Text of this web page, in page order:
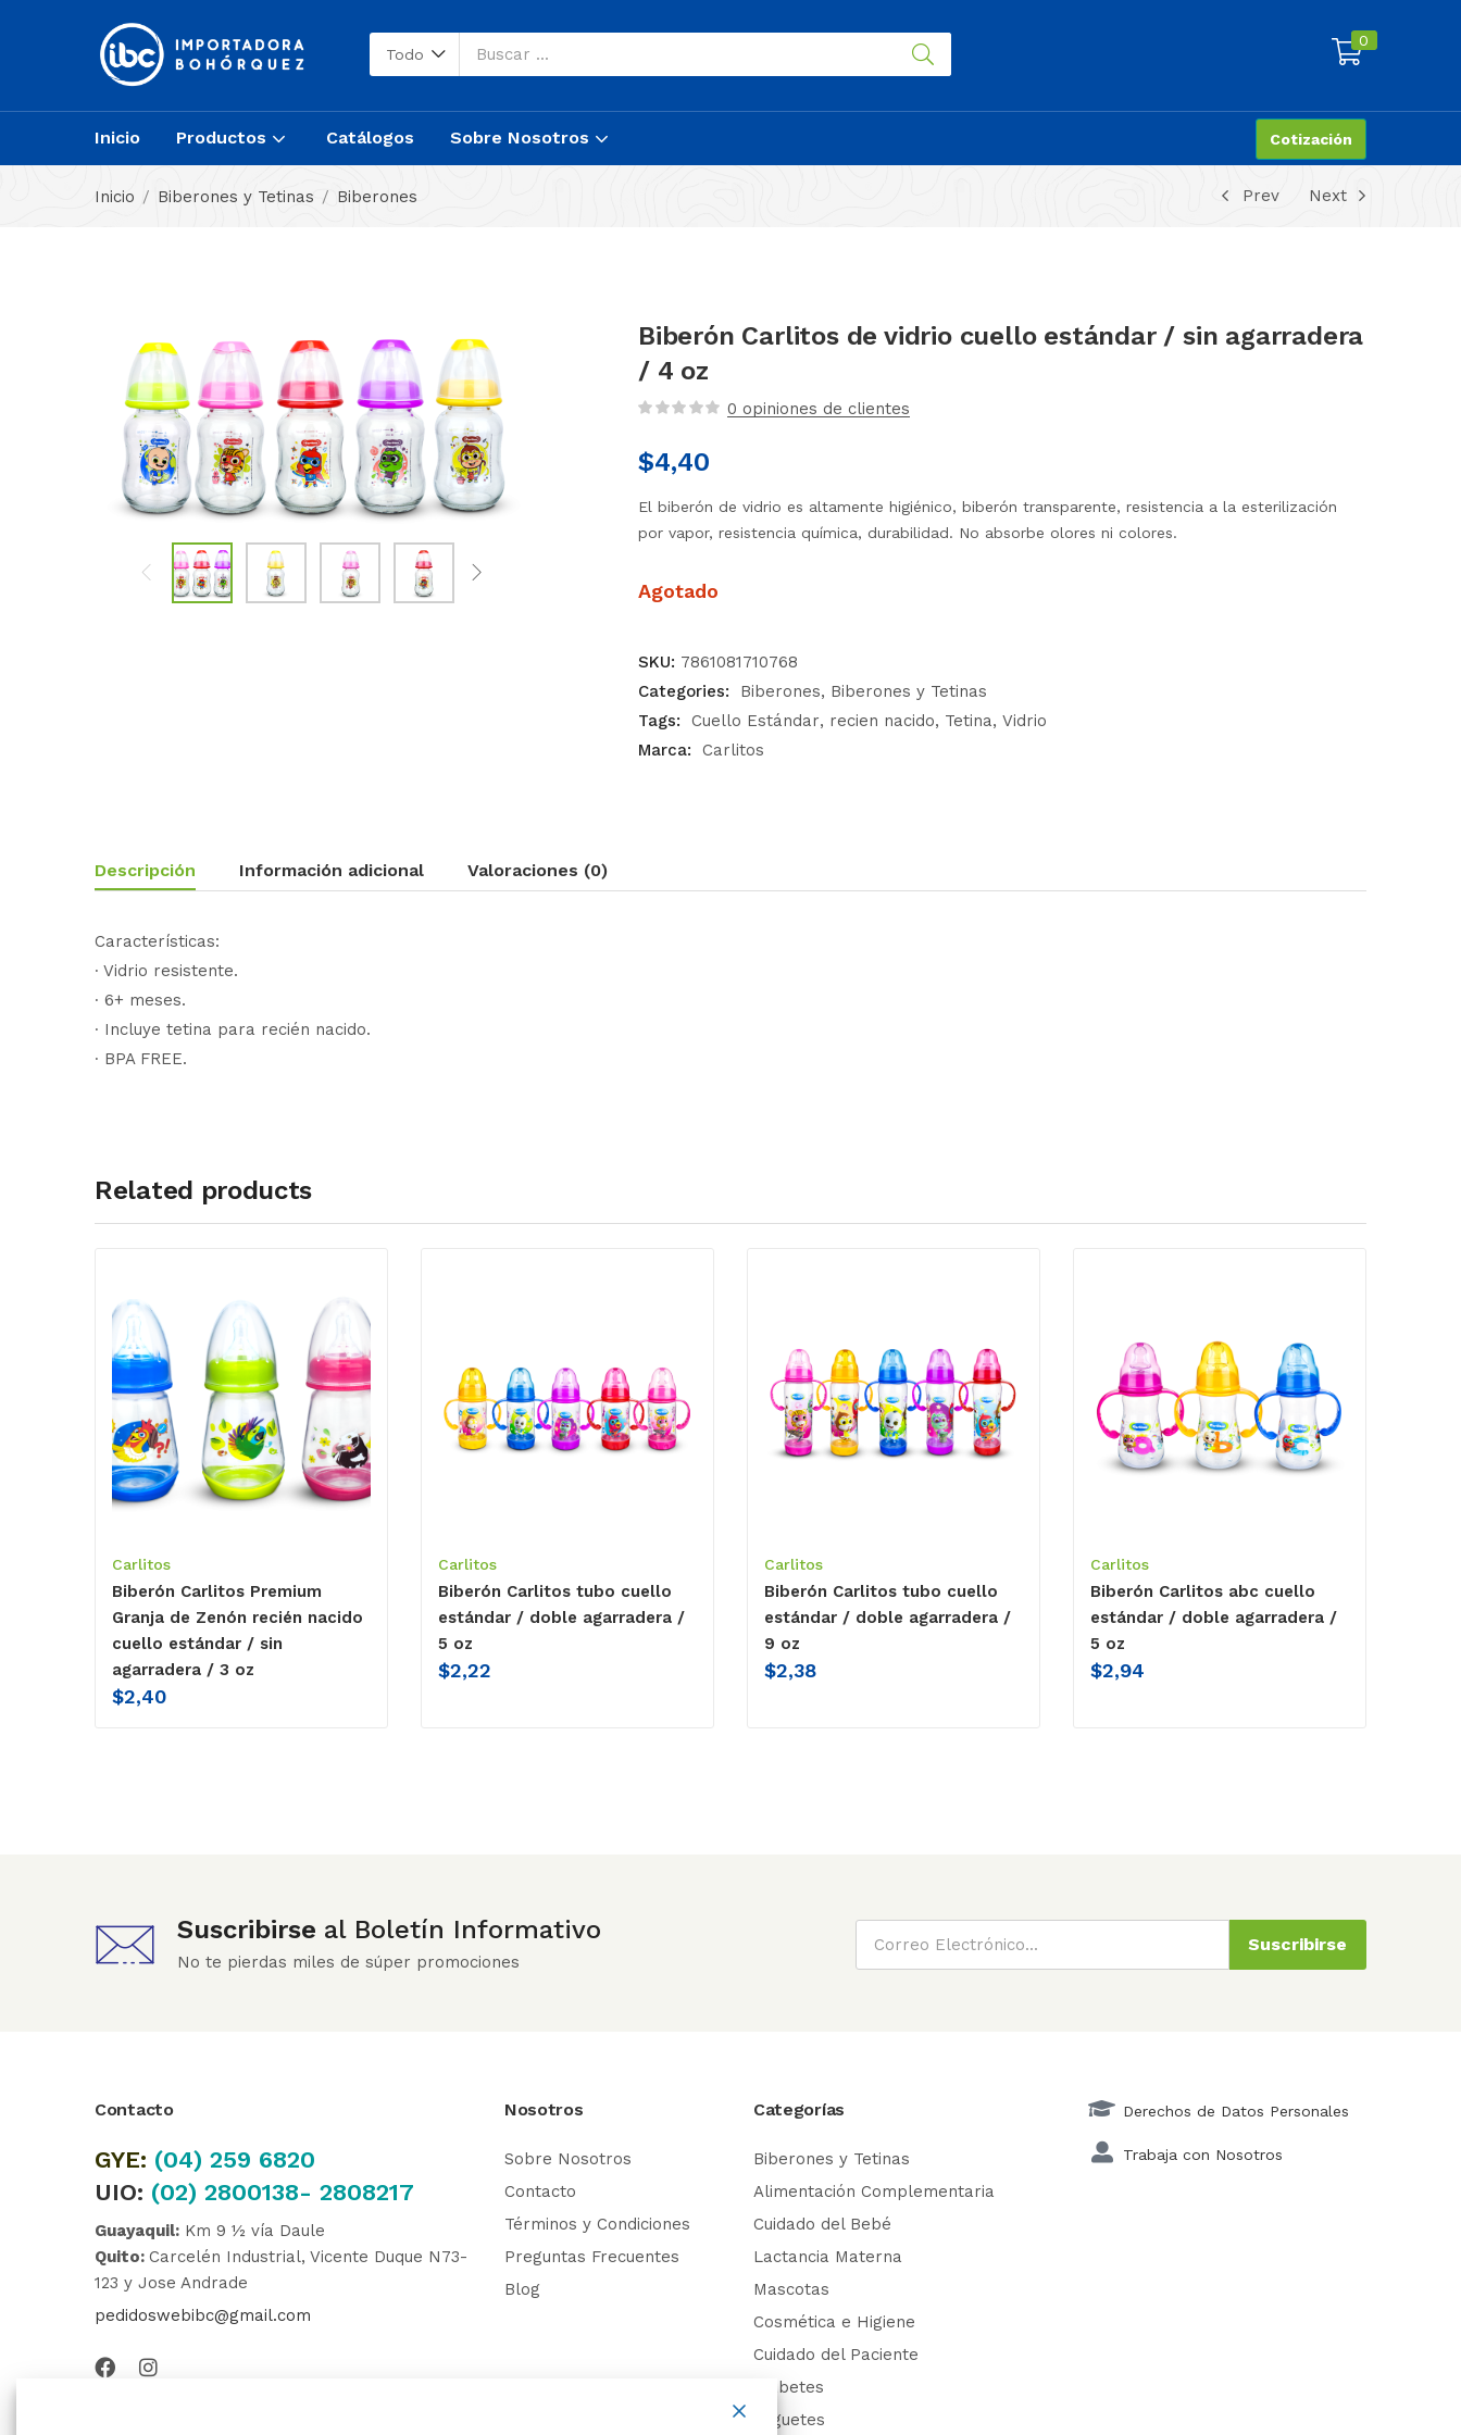
Todo
0
Inicio Productos Catálogos Sobre Nosotros Cotización
Inicio Biberones y Tetinas Biberones Prev Next
Biberón Carlitos de vidrio cuello estándar / sin agarradera
/ 4 oz
0 opiniones de clientes
$4,40
El biberón de vidrio es altamente higiénico, biberón transparente, resistencia a la esterilización
por vapor, resistencia química, durabilidad. No absorbe olores ni colores.
Agotado
SKU: 7861081710768
Categories:
Biberones
Biberones y Tetinas
Tags:
Cuello Estándar recien nacido Tetina Vidrio
Marca:
Carlitos
Descripción Información adicional Valoraciones (0)
Características:
∙ Vidrio resistente.
∙ 6+ meses.
∙ Incluye tetina para recién nacido.
∙ BPA FREE.
Related products
Carlitos
Biberón Carlitos Premium
Granja de Zenón recién nacido
cuello estándar / sin
agarradera / 3 oz
$2,40
Carlitos
Biberón Carlitos tubo cuello
estándar / doble agarradera /
5 oz
$2,22
Carlitos
Biberón Carlitos tubo cuello
estándar / doble agarradera /
9 oz
$2,38
Carlitos
Biberón Carlitos abc cuello
estándar / doble agarradera /
5 oz
$2,94
Suscribirse al Boletín Informativo
No te pierdas miles de súper promociones
Suscribirse
Contacto
GYE: (04) 259 6820
UIO: (02) 2800138- 2808217
Guayaquil: Km 9 ½ vía Daule
Quito: Carcelén Industrial, Vicente Duque N73-
123 y Jose Andrade
pedidoswebibc@gmail.com
Nosotros
Sobre Nosotros
Contacto
Términos y Condiciones
Preguntas Frecuentes
Blog
Categorías
Biberones y Tetinas
Alimentación Complementaria
Cuidado del Bebé
Lactancia Materna
Mascotas
Cosmética e Higiene
Cuidado del Paciente
Diabetes
Juguetes
Derechos de Datos Personales
Trabaja con Nosotros